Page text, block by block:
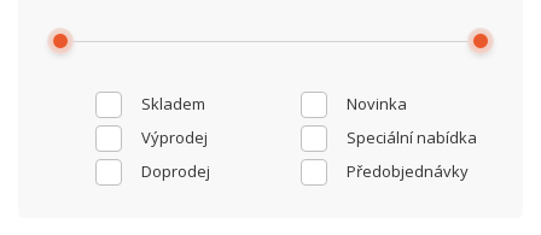
Skladem
Novinka
Výprodej
Speciální nabídka
Doprodej
Předobjednávky